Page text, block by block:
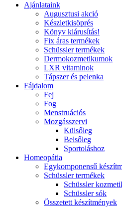
Ajánlataink
Augusztusi akció
Készletkisöprés
Könyv kiárusítás!
Fix áras termékek
Schüssler termékek
Dermokozmetikumok
LXR vitaminok
Tápszer és pelenka
Fájdalom
Fej
Fog
Menstruációs
Mozgásszervi
Külsőleg
Belsőleg
Sportoláshoz
Homeopátia
Egykomponensű
Schüssler termékek
Schüssler
Schüssler sók
Összetett készítmények